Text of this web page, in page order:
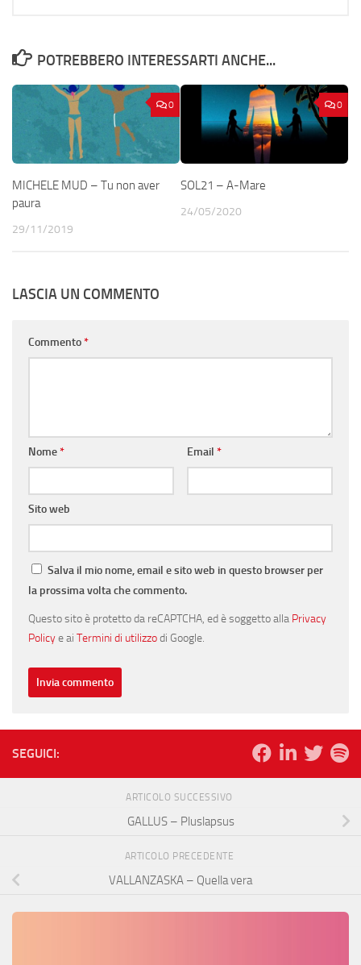
POTREBBERO INTERESSARTI ANCHE...
0
MICHELE MUD – Tu non aver
paura
29/11/2019
0
SOL21 – A-Mare
24/05/2020
LASCIA UN COMMENTO
Commento*
Nome* Email *
Sito web
Salva il mio nome, email e sito web in questo browser per
la prossima volta che commento.
Questo sito è protetto da reCAPTCHA, ed è soggetto alla Privacy
Policye ai Termini di utilizzodi Google.
SEGUICI:
ARTICOLO SUCCESSIVO
GALLUS – Pluslapsus
ARTICOLO PRECEDENTE
VALLANZASKA – Quella vera